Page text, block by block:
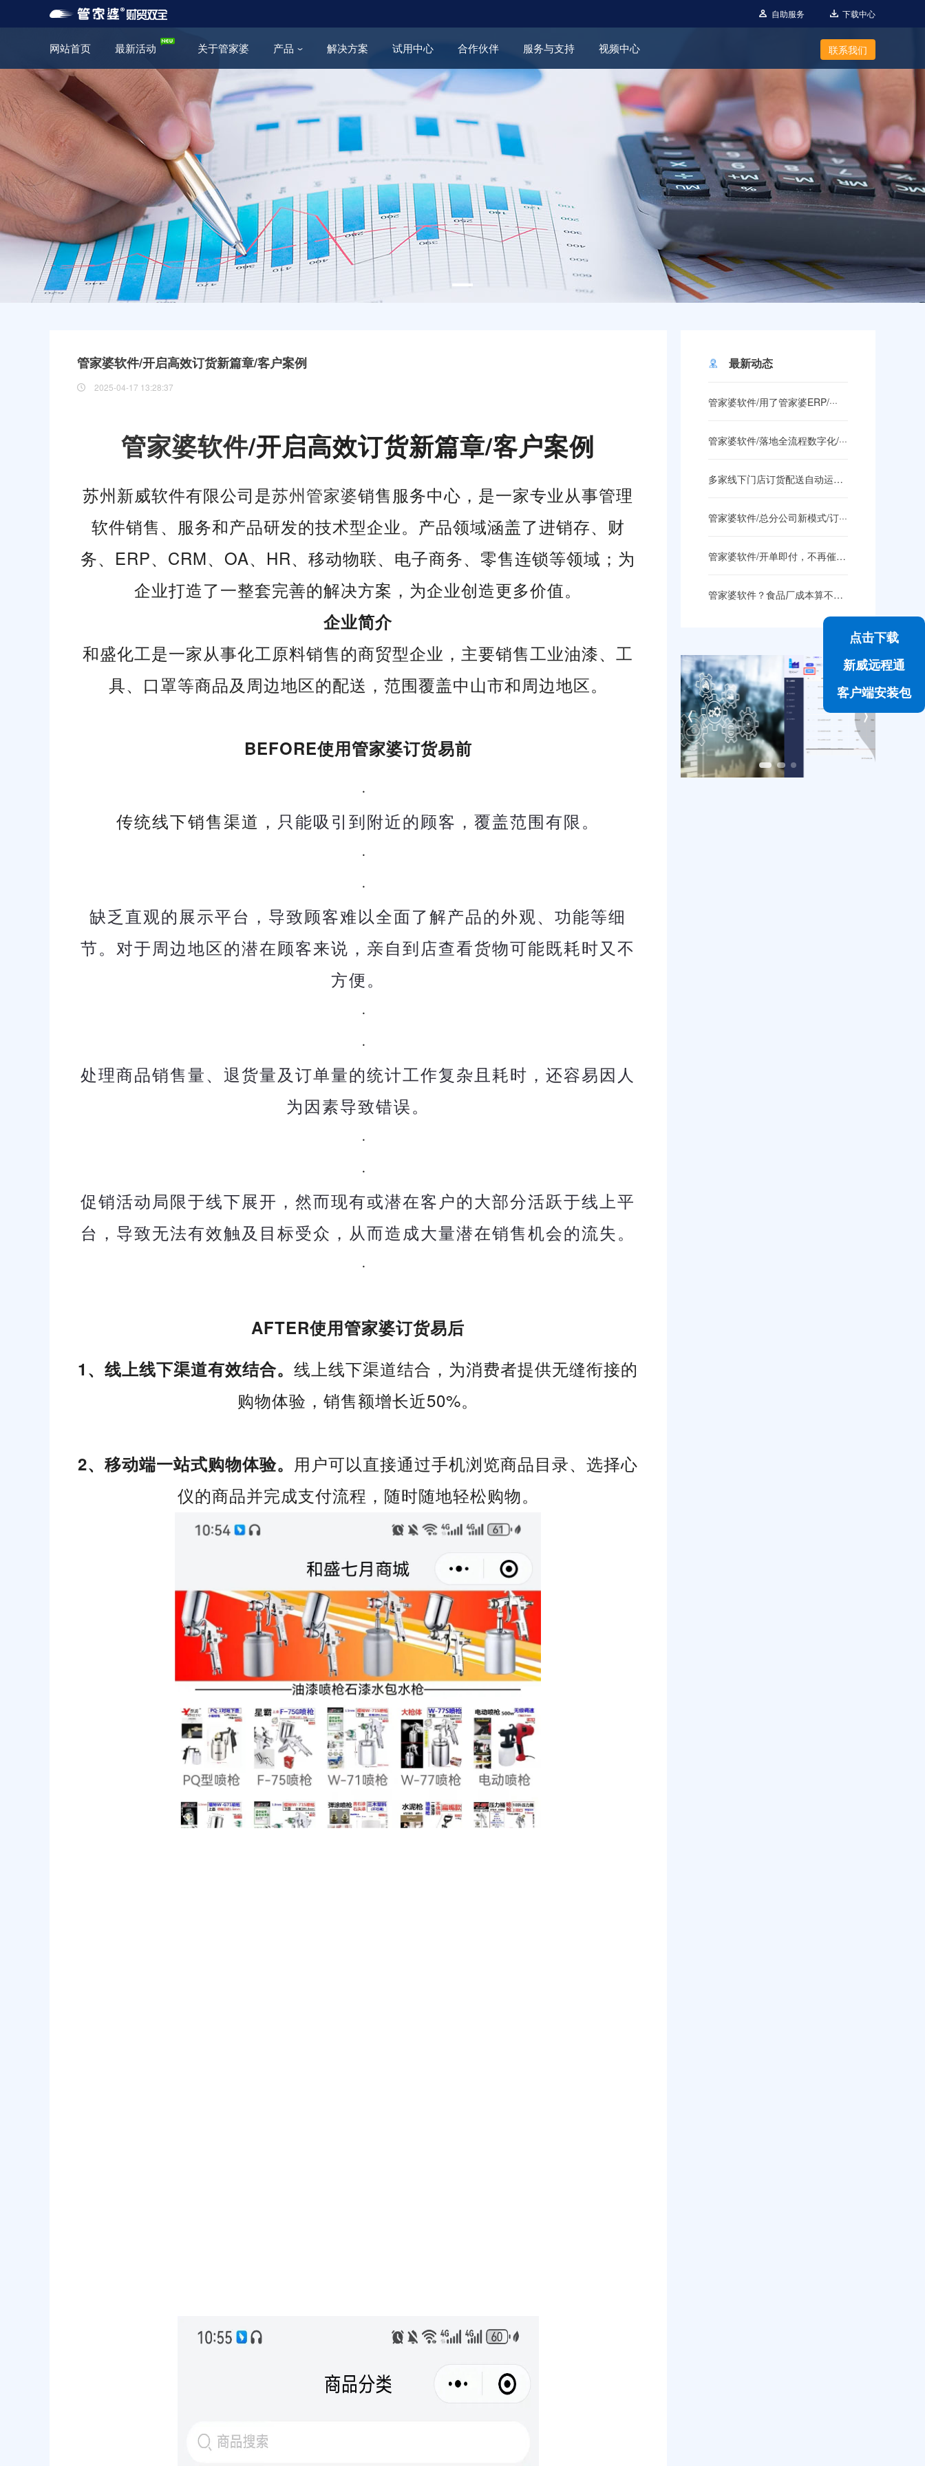
自助服务 下载中心
网站首页 最新活动 关于管家婆 产品 解决方案 试用中心 合作伙伴 服务与支持 视频中心 联系我们
管家婆软件/开启高效订货新篇章/客户案例
2025-04-17 13:28:37
管家婆软件/开启高效订货新篇章/客户案例
苏州新威软件有限公司是苏州管家婆销售服务中心，是一家专业从事管理
软件销售、服务和产品研发的技术型企业。产品领域涵盖了进销存、财
务、ERP、CRM、OA、HR、移动物联、电子商务、零售连锁等领域；为
企业打造了一整套完善的解决方案，为企业创造更多价值。
企业简介
和盛化工是一家从事化工原料销售的商贸型企业，主要销售工业油漆、工
具、口罩等商品及周边地区的配送，范围覆盖中山市和周边地区。
BEFORE使用管家婆订货易前
·
传统线下销售渠道， 只能吸引到附近的顾客，覆盖范围有限。
·
·
缺乏直观的展示平台，导致顾客难以全面了解产品的外观、功能等细
节。对于周边地区的潜在顾客来说，亲自到店查看货物可能既耗时又不
方便。
·
·
处理商品销售量、退货量及订单量的统计工作复杂且耗时，还容易因人
为因素导致错误。
·
·
促销活动局限于线下展开，然而现有或潜在客户的大部分活跃于线上平
台，导致无法有效触及目标受众，从而造成大量潜在销售机会的流失。
·
AFTER使用管家婆订货易后
1、线上线下渠道有效结合。线上线下渠道结合，为消费者提供无缝衔接的
购物体验，销售额增长近50%。
2、移动端一站式购物体验。 用户可以直接通过手机浏览商品目录、选择心
仪的商品并完成支付流程，随时随地轻松购物。
最新动态
管家婆软件/用了管家婆ERP/···
管家婆软件/落地全流程数字化/···
多家线下门店订货配送自动运转，···
管家婆软件/总分公司新模式/订···
管家婆软件/开单即付，不再催款···
管家婆软件？食品厂成本算不清、···
点击下载
新威远程通
客户端安装包